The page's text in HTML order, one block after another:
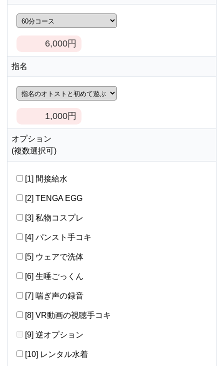
6,000円
指名
1,000円
オプション
(複数選択可)
[1] 間接給水
[2] TENGA EGG
[3] 私物コスプレ
[4] パンスト手コキ
[5] ウェアで洗体
[6] 生唾ごっくん
[7] 喘ぎ声の録音
[8] VR動画の視聴手コキ
[9] 逆オプション
[10] レンタル水着